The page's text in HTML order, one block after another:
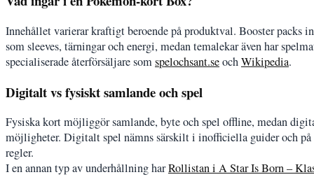
Innehållet varierar kraftigt beroende på produktval. Booster
som sleeves, tärningar och energi, medan temalekar även har
specialiserade återförsäljare somspelochsant.seochWikipedia.
Digitalt vs fysiskt samlande och spel
Fysiska kort möjliggör samlande, byte och spel offline, medan
möjligheter. Digitalt spel nämns särskilt i inofficiella guider och
regler.
I en annan typ av underhållning harRollistan i A Star Is Born –